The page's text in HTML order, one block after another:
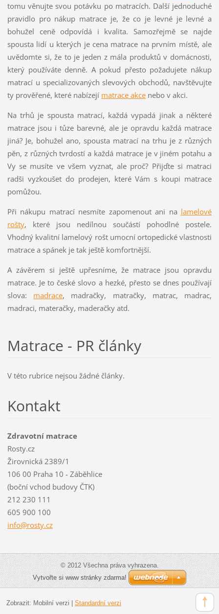
tomu věnujte svou potávku po matracích. Další jednoduché
pravidlo pro nákup matrace je, že co je levné je levné a
bohužel ceně odpovídá i kvalita. Samozřejmě se najde
spousta lidí u kterých je cena matrace na prvním místě, ale
uvědomte si, že to je jeden z mála produktů v domácnosti,
který používáte denně. A pokud přesto požadujete nákup
matrací u specializovaných slevových obchodů, navštěvujte
ty prověřené, které nabízejí matrace akcenebo v akci.
Na trhů je spousta matrací, každá vypadá jinak a některé
matrace jsou i tůze barevné, ale je opravdu každá matrace
jiná? Je, bohužel ano, spousta matrací na trhu je z různých
pěn, z různých tvrdostí a každá matrace je v jiném potahu a
Vy se musíte ve všem vyznat, ale proč? Přijďte si matraci
radši vyzkoušet do prodejen, které Vám s koupi matrace
pomůžou.
Při nákupu matrací nesmíte zapomenout ani na lamelové
rošty, které jsou nedílnou součástí pohodlné postele.
Vhodný kvalitní lamelový rošt umocní ortopedické vlastnosti
matrace a spánek je tak ještě komfortnější.
A závěrem si ještě upřesníme, že matrace jsou opravdu
matrace. Je to české slovo a hezké, přesto se dnes používají
slova: madrace, madračky, matračky, matrac, madrac,
madraci, materačky, maderačky atd.
Matrace - PR články
V této rubrice nejsou žádné články.
Kontakt
Zdravotní matrace
Rosty.cz
Žirovnická 2389/1
106 00 Praha 10 - Záběhlice
(boční vchod budovy ČTK)
212 230 111
605 900 100
info@rosty.cz
© 2012 Všechna práva vyhrazena.
Vytvořte si www stránky zdarma!
Zobrazit: Mobilní verzi Standardní verzi